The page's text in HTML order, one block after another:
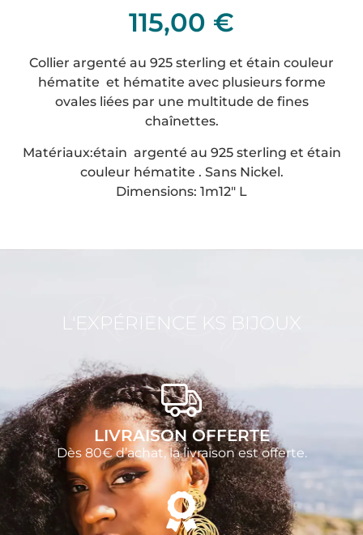
115,00 €
Collier argenté au 925 sterling et étain couleur
hématite et hématite avec plusieurs forme
ovales liées par une multitude de fines
chaînettes.
Matériaux:étain argenté au 925 sterling et étain
couleur hématite . Sans Nickel.
Dimensions: 1m12″ L
KS Bijoux
L'EXPÉRIENCE KS BIJOUX
LIVRAISON OFFERTE
Dès 80€ d’achat, la livraison est offerte.